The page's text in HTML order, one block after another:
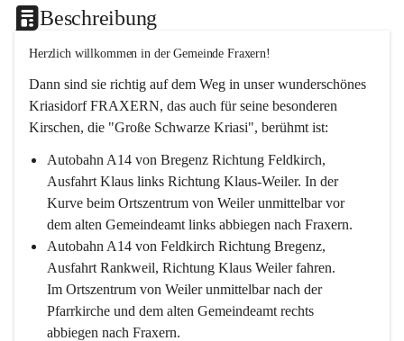
Beschreibung
Herzlich willkommen in der Gemeinde Fraxern!
Dann sind sie richtig auf dem Weg in unser wunderschönes
Kriasidorf FRAXERN, das auch für seine besonderen
Kirschen, die "Große Schwarze Kriasi", berühmt ist:
Autobahn A14 von Bregenz Richtung Feldkirch,
Ausfahrt Klaus links Richtung Klaus-Weiler. In der
Kurve beim Ortszentrum von Weiler unmittelbar vor
dem alten Gemeindeamt links abbiegen nach Fraxern.
Autobahn A14 von Feldkirch Richtung Bregenz,
Ausfahrt Rankweil, Richtung Klaus Weiler fahren.
Im Ortszentrum von Weiler unmittelbar nach der
Pfarrkirche und dem alten Gemeindeamt rechts
abbiegen nach Fraxern.